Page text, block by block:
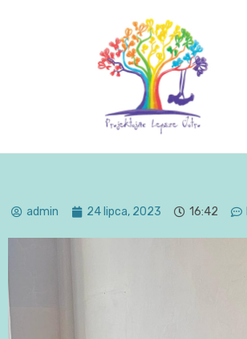
admin 24 lipca, 2023 16:42